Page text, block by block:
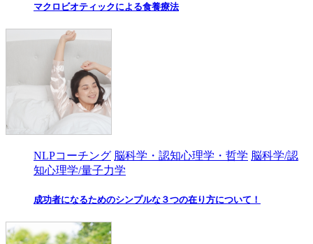
マクロビオティックによる食養療法
NLPコーチング 脳科学・認知心理学・哲学 脳科学/認
知心理学/量子力学
成功者になるためのシンプルな３つの在り方について！